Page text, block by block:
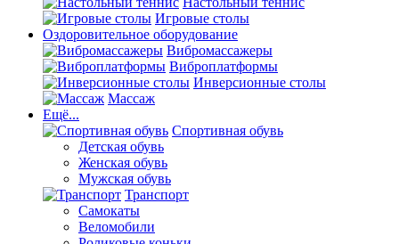
Игровые столы
Оздоровительное оборудование
Вибромассажеры
Виброплатформы
Инверсионные столы
Массаж
Ещё...
Спортивная обувь
Детская обувь
Женская обувь
Мужская обувь
Транспорт
Самокаты
Веломобили